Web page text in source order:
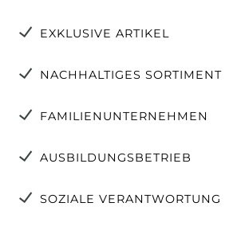
EXKLUSIVE ARTIKEL
NACHHALTIGES SORTIMENT
FAMILIENUNTERNEHMEN
AUSBILDUNGSBETRIEB
SOZIALE VERANTWORTUNG